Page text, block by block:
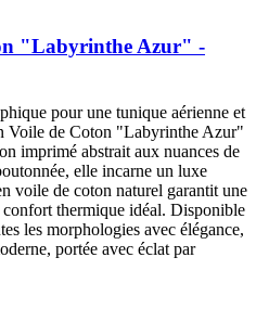
"Labyrinthe Azur" -
pour une tunique aérienne et
Voile de Coton "Labyrinthe Azur"
imprimé abstrait aux nuances de
elle incarne un luxe
voile de coton naturel garantit une
thermique idéal. Disponible
les morphologies avec élégance,
portée avec éclat par